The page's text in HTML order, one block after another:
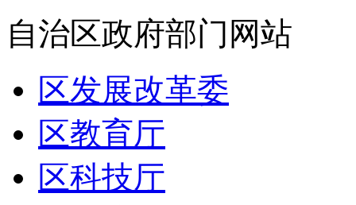
自治区政府部门网站
区发展改革委
区教育厅
区科技厅